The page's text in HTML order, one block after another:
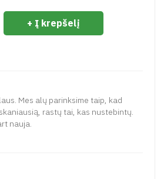
+ Į krepšelį
Mes alų parinksime taip, kad
rastų tai, kas nustebintų.
nauja.